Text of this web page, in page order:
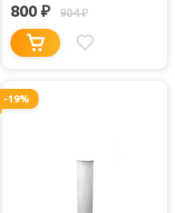
800 ₽ 904₽
-19%